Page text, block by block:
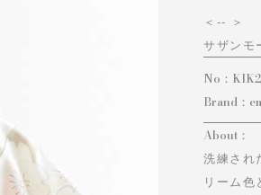
＜ -- ＞
サザンモ
No：
Brand：
About：
洗練され
リーム